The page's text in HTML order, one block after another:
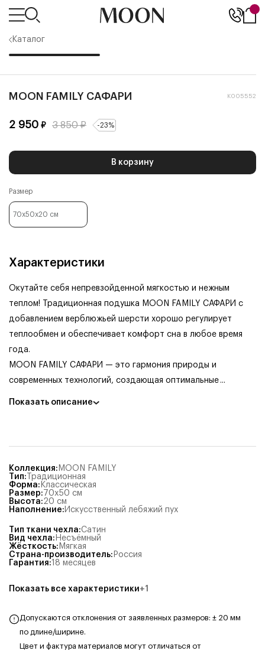
Каталог
MOON FAMILY САФАРИ К005552
2 950 ₽ 3 850₽ -23%
В корзину
Размер
70x50x20 см
Характеристики
Окутайте себя непревзойденной мягкостью и нежным
теплом! Традиционная подушка MOON FAMILY САФАРИ с
добавлением верблюжьей шерсти хорошо регулирует
теплообмен и обеспечивает комфорт сна в любое время
года.
MOON FAMILY САФАРИ — это гармония природы и
современных технологий, создающая оптимальные ...
Показать описание
Коллекция: MOON FAMILY
Тип: Традиционная
Форма: Классическая
Размер: 70x50 см
Высота:20 см
Наполнение: Искусственный лебяжий пух
Тип ткани чехла:Сатин
Вид чехла: Несъёмный
Жёсткость: Мягкая
Страна-производитель: Россия
Гарантия:18 месяцев
Показать все характеристики+1
Допускаются отклонения от заявленных размеров: ± 20 мм
по длине/ширине.
Цвет и фактура материалов могут отличаться от